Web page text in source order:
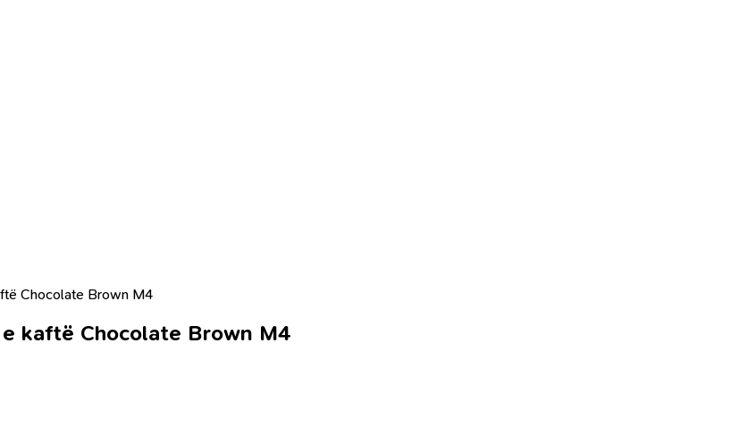
Chocolate Brown M4
kaftë Chocolate Brown M4